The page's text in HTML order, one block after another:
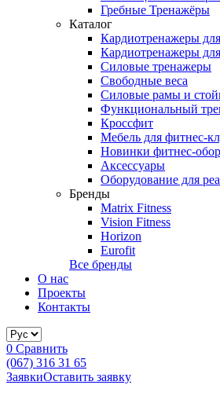
Гребные Тренажёры
Каталог
Кардиотренажеры
Кардиотренажеры
Силовые тренажеры
Свободные веса
Силовые рамы и
Функциональный
Кроссфит
Мебель для фитнес-
Новинки фитнес-
Аксессуары
Оборудование для
Бренды
Matrix Fitness
Vision Fitness
Horizon
Eurofit
Все бренды
О нас
Проекты
Контакты
0 Сравнить
(067) 316 31 65
ЗаявкиОставить заявку